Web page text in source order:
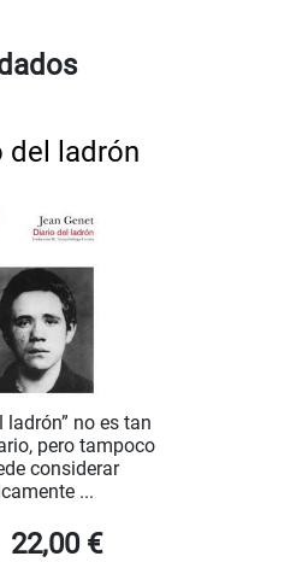
del ladrón
ladrón” no es tan
pero tampoco
considerar
...
22,00 €